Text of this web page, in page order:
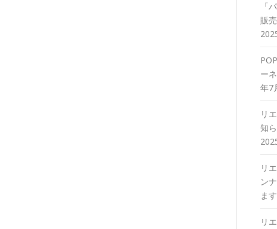
「
販
ー
年7
リ
知
リ
ン
ます
リ